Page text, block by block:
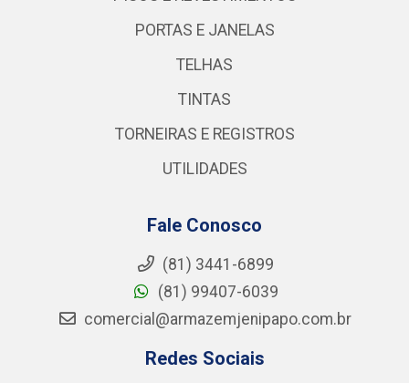
PORTAS E JANELAS
TELHAS
TINTAS
TORNEIRAS E REGISTROS
UTILIDADES
Fale Conosco
(81) 3441-6899
(81) 99407-6039
comercial@armazemjenipapo.com.br
Redes Sociais